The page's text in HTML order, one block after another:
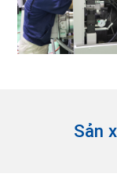
Sản